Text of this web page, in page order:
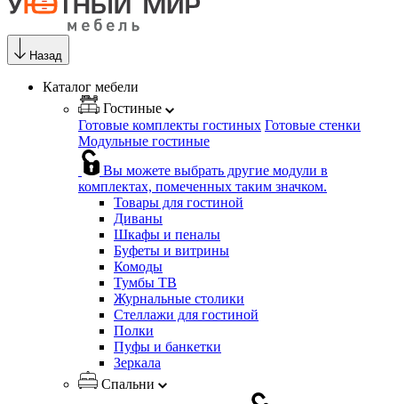
Назад
Каталог мебели
Гостиные
Готовые комплекты гостиных Готовые стенки
Модульные гостиные
Вы можете выбрать другие модули в
комплектах, помеченных таким значком.
Товары для гостиной
Диваны
Шкафы и пеналы
Буфеты и витрины
Комоды
Тумбы ТВ
Журнальные столики
Стеллажи для гостиной
Полки
Пуфы и банкетки
Зеркала
Спальни